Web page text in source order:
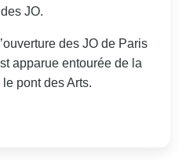
JO.
des JO de Paris
apparue entourée de la
pont des Arts.